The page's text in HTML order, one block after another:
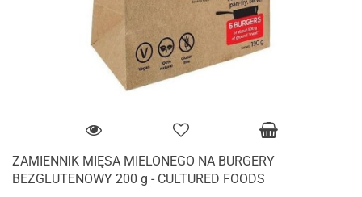
ZAMIENNIK MIĘSA MIELONEGO NA BURGERY
BEZGLUTENOWY 200 g - CULTURED FOODS